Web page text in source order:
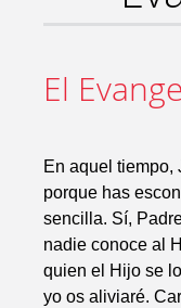
El
En aquel tiempo,
porque has
sencilla. Sí,
nadie conoce al
quien el Hijo se
yo os aliviaré.